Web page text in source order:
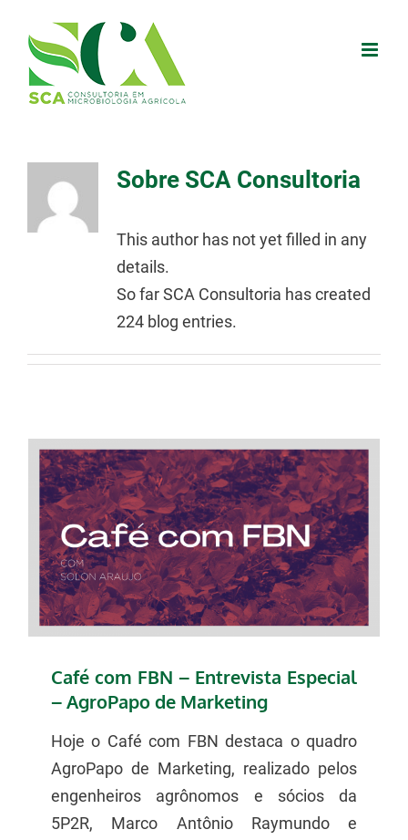
content
Sobre SCA Consultoria
This author has not yet filled in any
details.
So far SCA Consultoria has created
224 blog entries.
Café com FBN – Entrevista Especial
– AgroPapo de Marketing
Hoje o Café com FBN destaca o quadro
AgroPapo de Marketing, realizado pelos
engenheiros agrônomos e sócios da
5P2R, Marco Antônio Raymundo e